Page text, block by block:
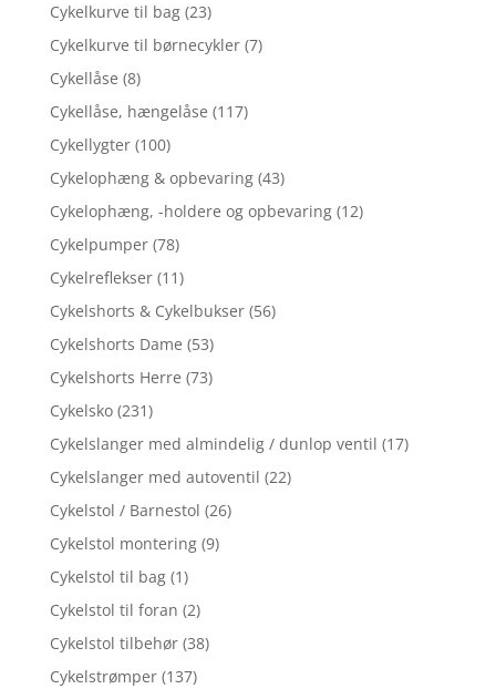
Cykelkurve til bag (23)
Cykelkurve til børnecykler (7)
Cykellåse (8)
Cykellåse, hængelåse (117)
Cykellygter (100)
Cykelophæng & opbevaring (43)
Cykelophæng, -holdere og opbevaring (12)
Cykelpumper (78)
Cykelreflekser (11)
Cykelshorts & Cykelbukser (56)
Cykelshorts Dame (53)
Cykelshorts Herre (73)
Cykelsko (231)
Cykelslanger med almindelig / dunlop ventil (17)
Cykelslanger med autoventil (22)
Cykelstol / Barnestol (26)
Cykelstol montering (9)
Cykelstol til bag (1)
Cykelstol til foran (2)
Cykelstol tilbehør (38)
Cykelstrømper (137)